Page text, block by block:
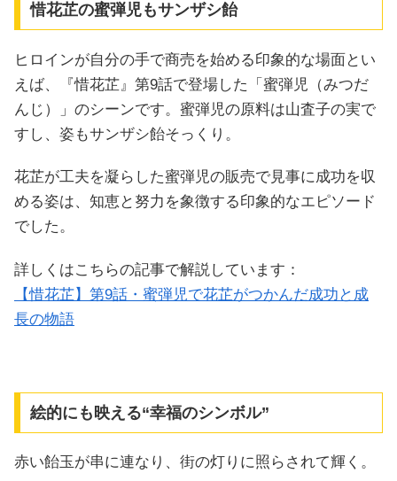
惜花芷の蜜弾児もサンザシ飴
ヒロインが自分の手で商売を始める印象的な場面とい
えば、『惜花芷』第9話で登場した「蜜弾児（みつだ
んじ）」のシーンです。蜜弾児の原料は山査子の実で
すし、姿もサンザシ飴そっくり。
花芷が工夫を凝らした蜜弾児の販売で見事に成功を収
める姿は、知恵と努力を象徴する印象的なエピソード
でした。
詳しくはこちらの記事で解説しています：
【惜花芷】第9話・蜜弾児で花芷がつかんだ成功と成
長の物語
絵的にも映える“幸福のシンボル”
赤い飴玉が串に連なり、街の灯りに照らされて輝く。